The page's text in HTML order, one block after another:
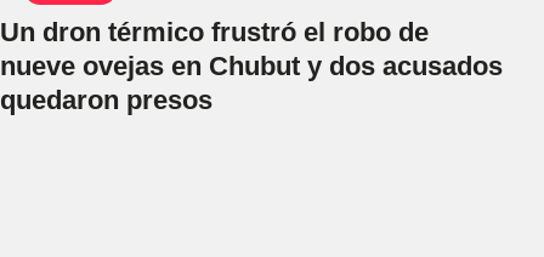
Un dron térmico frustró el robo de
nueve ovejas en Chubut y dos acusados
quedaron presos